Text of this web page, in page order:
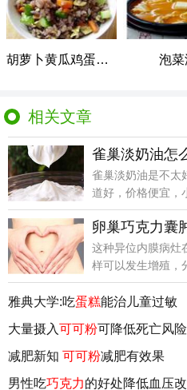
胡萝卜黄瓜鸡蛋炒饭 泡菜
相关文章
雀巢淡奶油怎
雀巢淡奶油是不太
道好，价格便宜，
卵巢巧克力囊
这种异位内膜病灶
样可以发生增殖，
雅典大学:吃蛋糕能治儿童过敏
大量摄入可可粉可降低死亡风险
减肥新知 可可粉减肥有效果
男性吃巧克力的好处降低血压